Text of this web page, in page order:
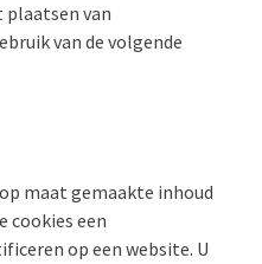
van
van de volgende
maat gemaakte inhoud
cookies een
op een website. U